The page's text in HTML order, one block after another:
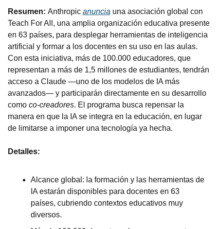
Resumen: Anthropic anuncia una asociación global con
Teach For All, una amplia organización educativa presente
en 63 países, para desplegar herramientas de inteligencia
artificial y formar a los docentes en su uso en las aulas.
Con esta iniciativa, más de 100.000 educadores, que
representan a más de 1,5 millones de estudiantes, tendrán
acceso a Claude —uno de los modelos de IA más
avanzados— y participarán directamente en su desarrollo
como co-creadores. El programa busca repensar la
manera en que la IA se integra en la educación, en lugar
de limitarse a imponer una tecnología ya hecha.
Detalles:
Alcance global: la formación y las herramientas de
IA estarán disponibles para docentes en 63
países, cubriendo contextos educativos muy
diversos.